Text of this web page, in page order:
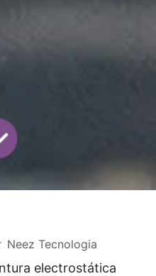
Neez Tecnologia
electrostática